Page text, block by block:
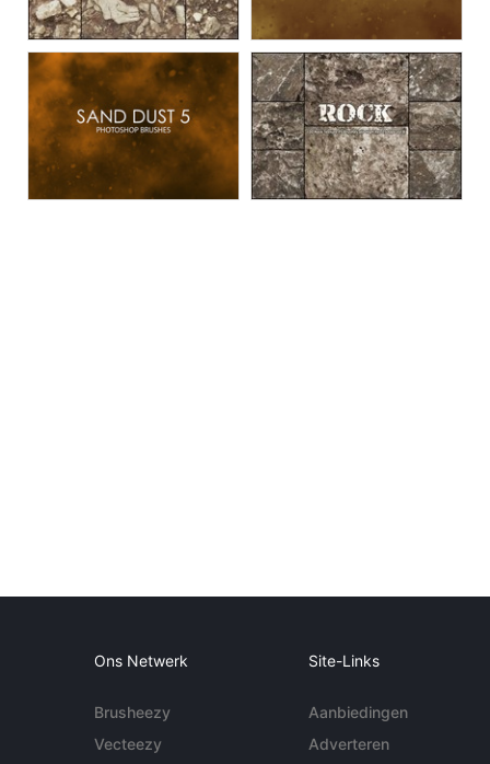
Ons Netwerk
Brusheezy
Vecteezy
Site-Links
Aanbiedingen
Adverteren